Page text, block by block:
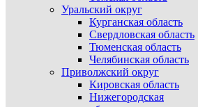
Уральский округ
Курганская область
Свердловская область
Тюменская область
Челябинская область
Приволжский округ
Кировская область
Нижегородская